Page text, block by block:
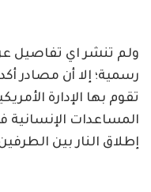
ولم تنشر اي تفاصيل
رسمية؛ إلا أن مصادر
تقوم بها الإدارة
المساعدات
إطلاق النار بين